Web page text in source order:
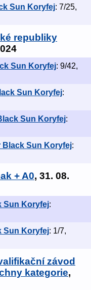
Sun Koryfej: 7/25,
republiky
Sun Koryfej: 9/42,
Sun Koryfej:
Sun Koryfej:
Black Sun Koryfej:
+ A0, 31. 08.
Sun Koryfej:
Sun Koryfej: 1/7,
závod
kategorie,